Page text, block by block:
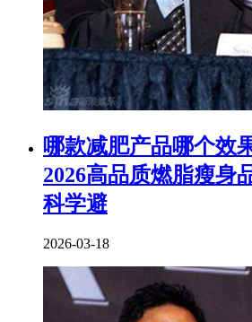
哪款减肥产品哪个效
2026高品质燃脂瘦身
科学避
2026-03-18